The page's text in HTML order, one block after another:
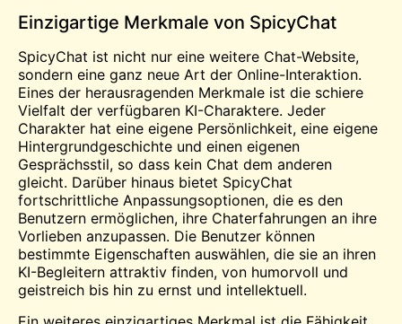
Einzigartige Merkmale von SpicyChat
SpicyChat ist nicht nur eine weitere Chat-Website,
sondern eine ganz neue Art der Online-Interaktion.
Eines der herausragenden Merkmale ist die schiere
Vielfalt der verfügbaren KI-Charaktere. Jeder
Charakter hat eine eigene Persönlichkeit, eine eigene
Hintergrundgeschichte und einen eigenen
Gesprächsstil, so dass kein Chat dem anderen
gleicht. Darüber hinaus bietet SpicyChat
fortschrittliche Anpassungsoptionen, die es den
Benutzern ermöglichen, ihre Chaterfahrungen an ihre
Vorlieben anzupassen. Die Benutzer können
bestimmte Eigenschaften auswählen, die sie an ihren
KI-Begleitern attraktiv finden, von humorvoll und
geistreich bis hin zu ernst und intellektuell.